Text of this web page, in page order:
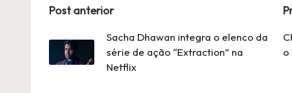
Navegação
Postal
Post anterior
Sacha Dhawan integra o elenco da
série de ação “Extraction” na
Netflix
o